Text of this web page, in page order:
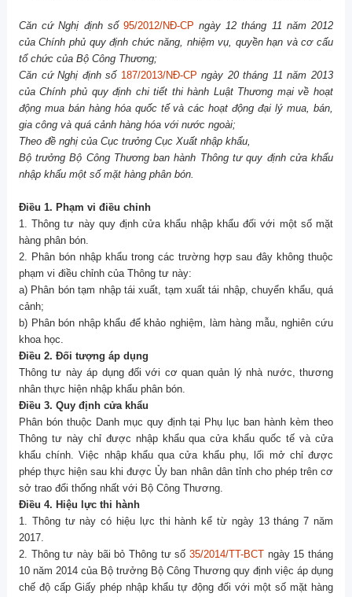
Căn cứ Nghị định số 95/2012/NĐ-CP ngày 12 tháng 11 năm 2012
của Chính phủ quy định chức năng, nhiệm vụ, quyền hạn và cơ cấu
tổ chức của Bộ Công Thương;
Căn cứ Nghị định số 187/2013/NĐ-CP ngày 20 tháng 11 năm 2013
của Chính phủ quy định chi tiết thi hành Luật Thương mại về hoạt
động mua bán hàng hóa quốc tế và các hoạt động đại lý mua, bán,
gia công và quá cảnh hàng hóa với nước ngoài;
Theo đề nghị của Cục trưởng Cục Xuất nhập khẩu,
Bộ trưởng Bộ Công Thương ban hành Thông tưquy định cửa khẩu
nhập khẩu một số mặt hàng phân bón.
Điều 1. Phạm vi điều chỉnh
1. Thông tư này quy định cửa khẩu nhập khẩu đối với một số mặt
hàng phân bón.
2. Phân bón nhập khẩu trong các trường hợp sau đây không thuộc
phạm vi điều chỉnh của Thông tư này:
a) Phân bón tạm nhập tái xuất, tạm xuất tái nhập, chuyển khẩu, quá
cảnh;
b) Phân bón nhập khẩu để khảo nghiệm, làm hàng mẫu, nghiên cứu
khoa học.
Điều 2. Đối tượng áp dụng
Thông tư này áp dụng đối với cơ quan quản lý nhà nước, thương
nhân thực hiện nhập khẩu phân bón.
Điều 3. Quy định cửa khẩu
Phân bón thuộc Danh mục quy định tại Phụ lục ban hành kèm theo
Thông tư này chỉ được nhập khẩu qua cửa khẩu quốc tế và cửa
khẩu chính. Việc nhập khẩu qua cửa khẩu phụ, lối mở chỉ được
phép thực hiện sau khi được Ủy ban nhân dân tỉnh cho phép trên cơ
sở trao đổi thống nhất với Bộ Công Thương.
Điều 4. Hiệu lực thi hành
1. Thông tư này có hiệu lực thi hành kể từ ngày 13 tháng 7 năm
2017.
2. Thông tư này bãi bỏ Thông tư số35/2014/TT-BCT ngày 15 tháng
10 năm 2014 của Bộ trưởng Bộ Công Thương quy định việc áp dụng
chế độ cấp Giấy phép nhập khẩu tự động đối với một số mặt hàng